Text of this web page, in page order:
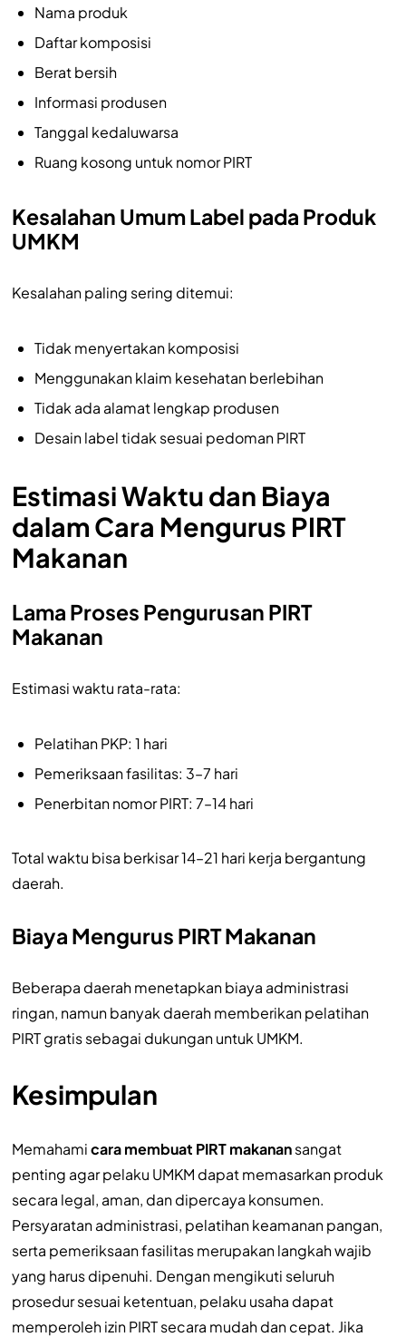
Nama produk
Daftar komposisi
Berat bersih
Informasi produsen
Tanggal kedaluwarsa
Ruang kosong untuk nomor PIRT
Kesalahan Umum Label pada Produk
UMKM
Kesalahan paling sering ditemui:
Tidak menyertakan komposisi
Menggunakan klaim kesehatan berlebihan
Tidak ada alamat lengkap produsen
Desain label tidak sesuai pedoman PIRT
Estimasi Waktu dan Biaya
dalam Cara Mengurus PIRT
Makanan
Lama Proses Pengurusan PIRT
Makanan
Estimasi waktu rata-rata:
Pelatihan PKP: 1 hari
Pemeriksaan fasilitas: 3–7 hari
Penerbitan nomor PIRT: 7–14 hari
Total waktu bisa berkisar 14–21 hari kerja bergantung
daerah.
Biaya Mengurus PIRT Makanan
Beberapa daerah menetapkan biaya administrasi
ringan, namun banyak daerah memberikan pelatihan
PIRT gratis sebagai dukungan untuk UMKM.
Kesimpulan
Memahamicara membuat PIRT makanansangat
penting agar pelaku UMKM dapat memasarkan produk
secara legal, aman, dan dipercaya konsumen.
Persyaratan administrasi, pelatihan keamanan pangan,
serta pemeriksaan fasilitas merupakan langkah wajib
yang harus dipenuhi. Dengan mengikuti seluruh
prosedur sesuai ketentuan, pelaku usaha dapat
memperoleh izin PIRT secara mudah dan cepat. Jika